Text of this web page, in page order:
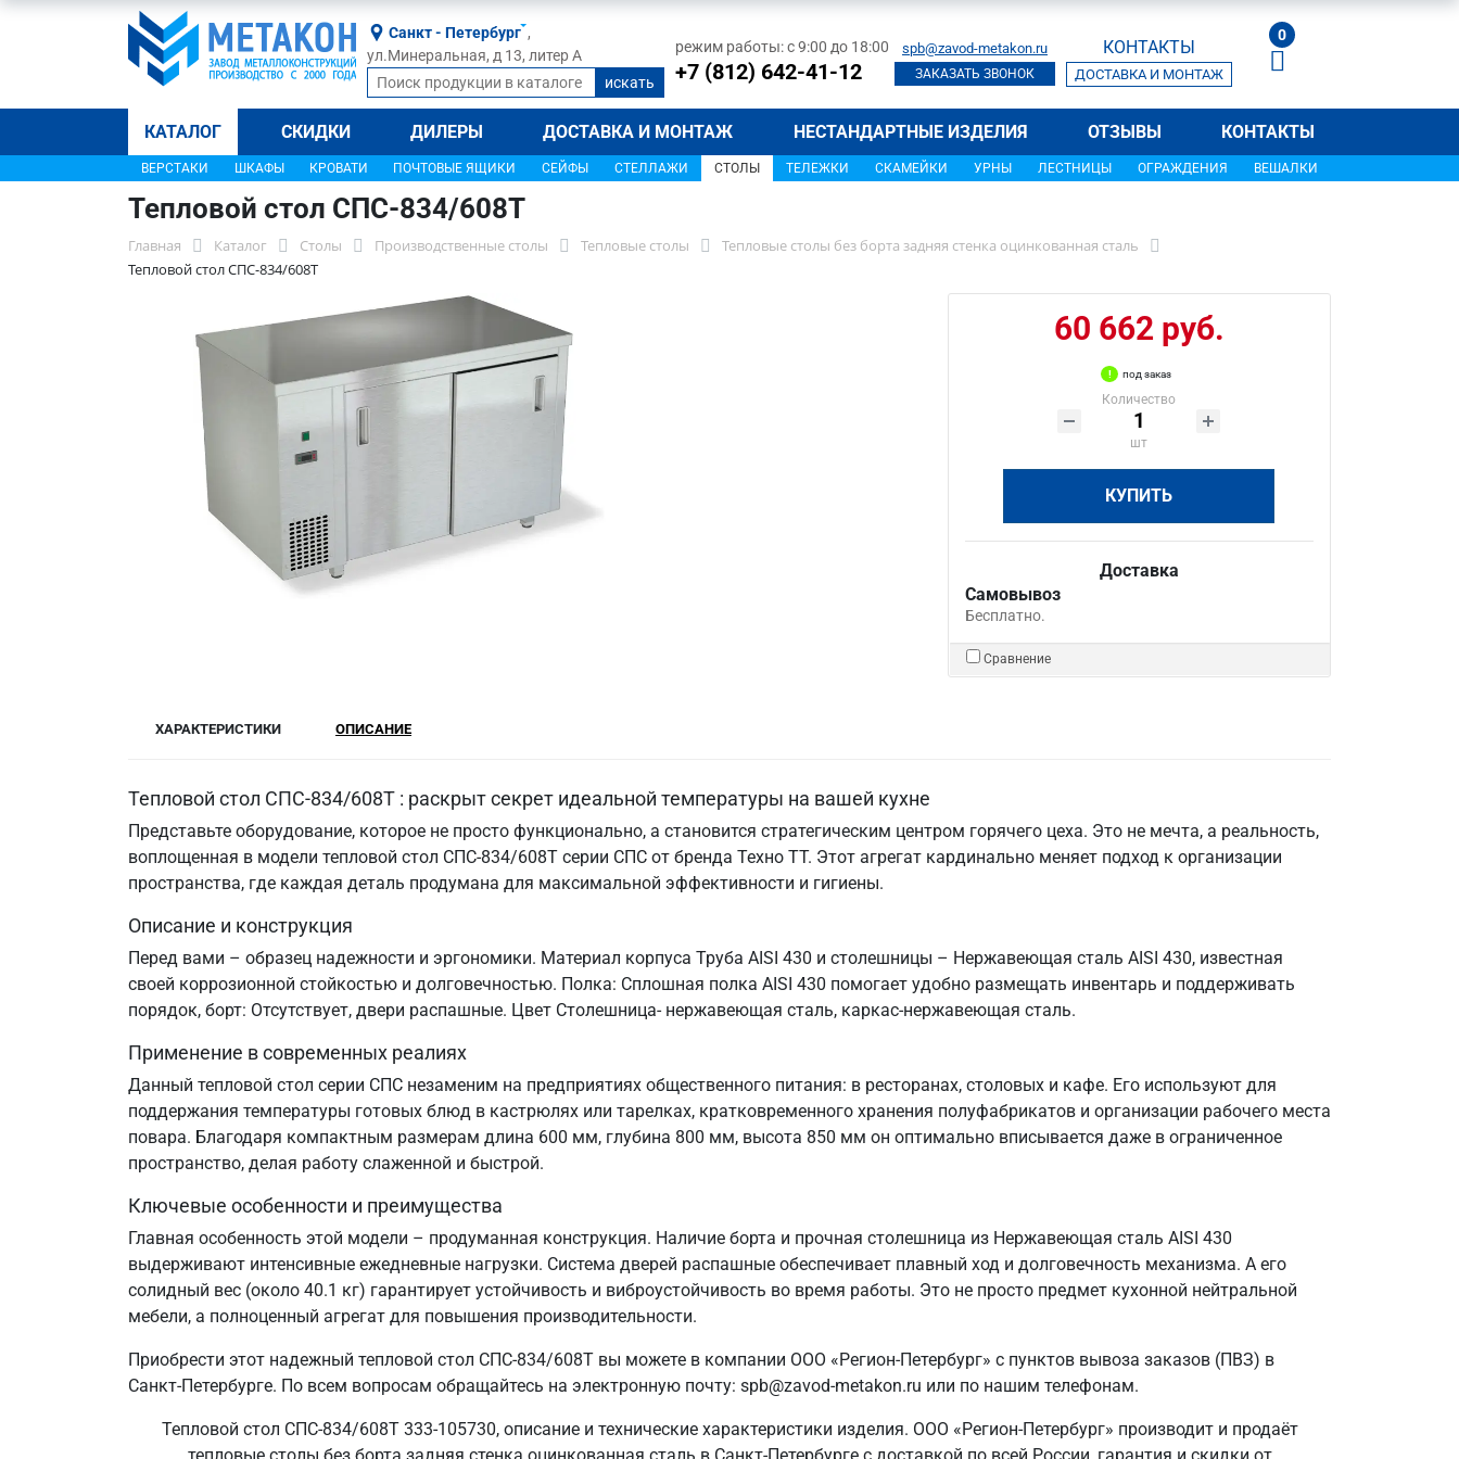
Санкт - Петербург ,
ул.Минеральная, д 13, литер А
режим работы: с 9:00 до 18:00
+7 (812) 642-41-12
spb@zavod-metakon.ru
ЗАКАЗАТЬ ЗВОНОК
КОНТАКТЫ
ДОСТАВКА И МОНТАЖ
0
КАТАЛОГ СКИДКИ ДИЛЕРЫ ДОСТАВКА И МОНТАЖ НЕСТАНДАРТНЫЕ ИЗДЕЛИЯ ОТЗЫВЫ КОНТАКТЫ
ВЕРСТАКИ ШКАФЫ КРОВАТИ ПОЧТОВЫЕ ЯЩИКИ СЕЙФЫ СТЕЛЛАЖИ СТОЛЫ ТЕЛЕЖКИ СКАМЕЙКИ УРНЫ ЛЕСТНИЦЫ ОГРАЖДЕНИЯ ВЕШАЛКИ
Тепловой стол СПС-834/608Т
Главная Каталог Столы Производственные столы Тепловые столы
Тепловые столы без борта задняя стенка оцинкованная сталь
Тепловой стол СПС-834/608Т
60 662 руб.
под заказ
Количество
шт
КУПИТЬ
Доставка
Самовывоз
Бесплатно.
Сравнение
ХАРАКТЕРИСТИКИ ОПИСАНИЕ
Тепловой стол СПС-834/608Т : раскрыт секрет идеальной температуры на вашей кухне
Представьте оборудование, которое не просто функционально, а становится стратегическим центром горячего цеха. Это не мечта, а реальность,
воплощенная в модели тепловой стол СПС-834/608Т серии СПС от бренда Техно ТТ. Этот агрегат кардинально меняет подход к организации
пространства, где каждая деталь продумана для максимальной эффективности и гигиены.
Описание и конструкция
Перед вами – образец надежности и эргономики. Материал корпуса Труба AISI 430 и столешницы – Нержавеющая сталь AISI 430, известная
своей коррозионной стойкостью и долговечностью. Полка: Сплошная полка AISI 430 помогает удобно размещать инвентарь и поддерживать
порядок, борт: Отсутствует, двери распашные. Цвет Столешница- нержавеющая сталь, каркас-нержавеющая сталь.
Применение в современных реалиях
Данный тепловой стол серии СПС незаменим на предприятиях общественного питания: в ресторанах, столовых и кафе. Его используют для
поддержания температуры готовых блюд в кастрюлях или тарелках, кратковременного хранения полуфабрикатов и организации рабочего места
повара. Благодаря компактным размерам длина 600 мм, глубина 800 мм, высота 850 мм он оптимально вписывается даже в ограниченное
пространство, делая работу слаженной и быстрой.
Ключевые особенности и преимущества
Главная особенность этой модели – продуманная конструкция. Наличие борта и прочная столешница из Нержавеющая сталь AISI 430
выдерживают интенсивные ежедневные нагрузки. Система дверей распашные обеспечивает плавный ход и долговечность механизма. А его
солидный вес (около 40.1 кг) гарантирует устойчивость и виброустойчивость во время работы. Это не просто предмет кухонной нейтральной
мебели, а полноценный агрегат для повышения производительности.
Приобрести этот надежный тепловой стол СПС-834/608Т вы можете в компании ООО «Регион-Петербург» с пунктов вывоза заказов (ПВЗ) в
Санкт‑Петербурге. По всем вопросам обращайтесь на электронную почту: spb@zavod-metakon.ru или по нашим телефонам.
Тепловой стол СПС-834/608Т 333-105730, описание и технические характеристики изделия. ООО «Регион-Петербург» производит и продаёт